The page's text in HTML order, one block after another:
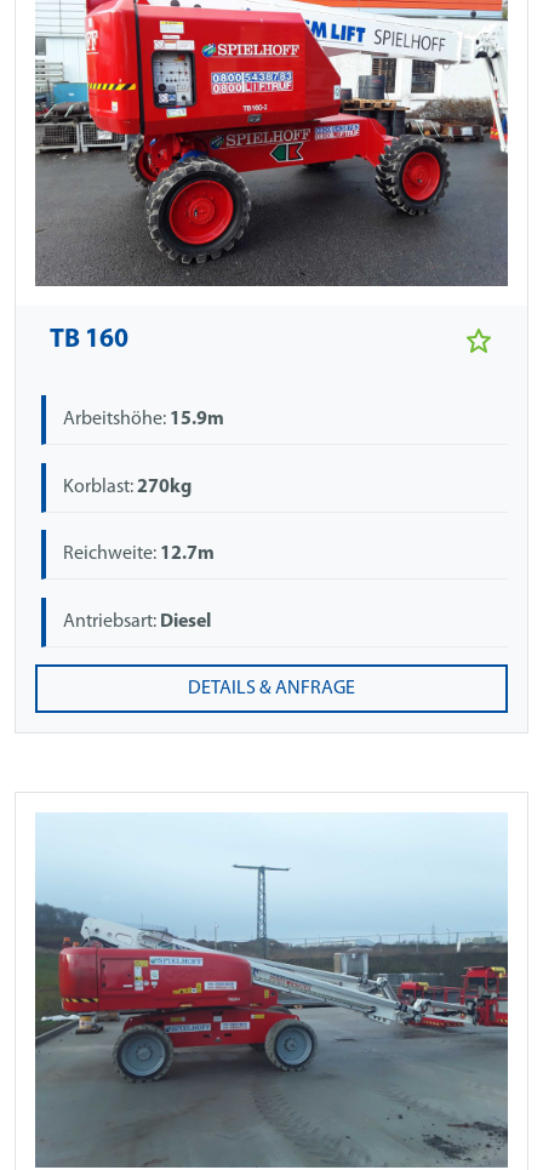
TB 160
Arbeitshöhe: 15.9m
Korblast:270kg
Reichweite: 12.7m
Antriebsart: Diesel
DETAILS & ANFRAGE